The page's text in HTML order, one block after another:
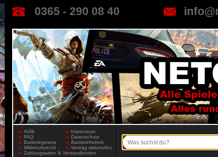
0365 - 290 08 40
AGB
Impressum
FAQ
Datenschutz
Batteriegesetz
Barrierefreiheit
Widerrufsrecht
Vertrag widerrufen
Zahlungsarten & Versandkosten